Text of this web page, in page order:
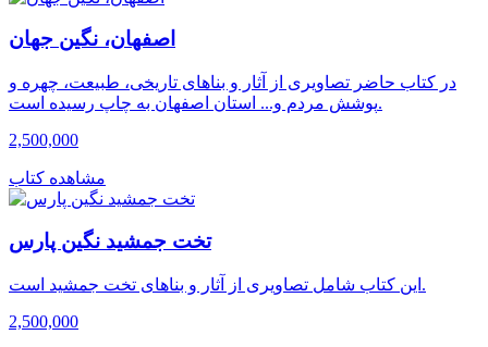
اصفهان، نگین جهان
در کتاب حاضر تصاویری از آثار و بناهای تاریخی، طبیعت، چهره و
پوشش مردم و... استان اصفهان به چاپ رسیده است.
2,500,000
مشاهده کتاب
تخت جمشید نگین پارس
این کتاب شامل تصاویری از آثار و بناهای تخت جمشید است.
2,500,000